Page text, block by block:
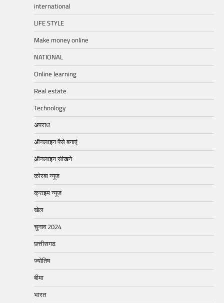
international
LIFE STYLE
Make money online
NATIONAL
Online learning
Real estate
Technology
अपराध
ऑनलाइन पैसे बनाएं
ऑनलाइन सीखने
कोरबा न्यूज
क्राइम न्यूज
खेल
चुनाव 2024
छत्तीसगढ
ज्योतिष
बीमा
भारत